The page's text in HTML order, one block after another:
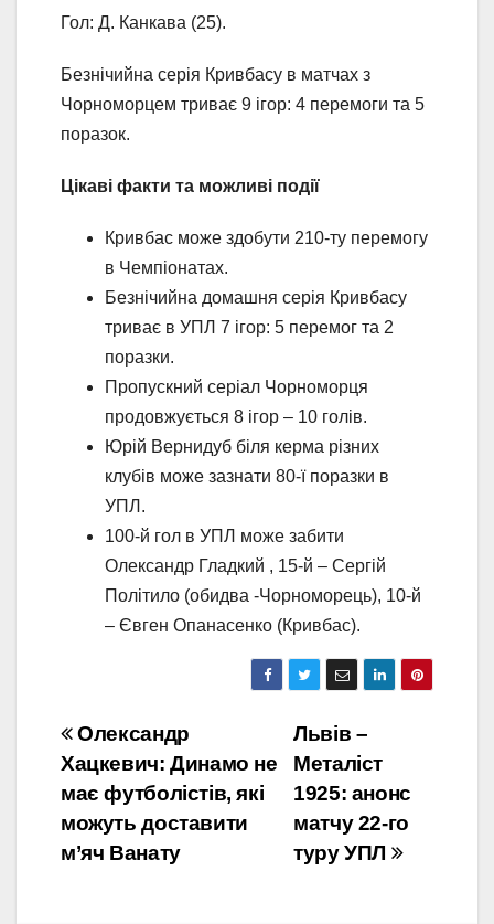
Гол: Д. Канкава (25).
Безнічийна серія Кривбасу в матчах з
Чорноморцем триває 9 ігор: 4 перемоги та 5
поразок.
Цікаві факти та можливі події
Кривбас може здобути 210-ту перемогу
в Чемпіонатах.
Безнічийна домашня серія Кривбасу
триває в УПЛ 7 ігор: 5 перемог та 2
поразки.
Пропускний серіал Чорноморця
продовжується 8 ігор – 10 голів.
Юрій Вернидуб біля керма різних
клубів може зазнати 80-ї поразки в
УПЛ.
100-й гол в УПЛ може забити
Олександр Гладкий , 15-й – Сергій
Політило (обидва -Чорноморець), 10-й
– Євген Опанасенко (Кривбас).
Навігація
записів
Львів –
Металіст
1925: анонс
матчу 22-го
туру УПЛ
Олександр
Хацкевич: Динамо не
має футболістів, які
можуть доставити
м’яч Ванату